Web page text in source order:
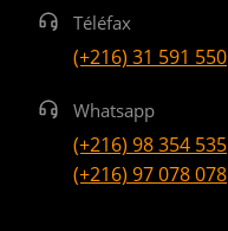
Téléfax
(+216) 31 591 550
Whatsapp
(+216) 98 354 535
(+216) 97 078 078